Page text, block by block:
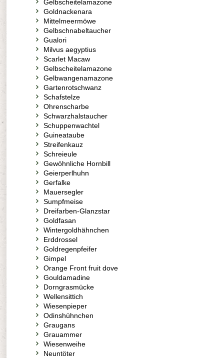
Gelbscheitelamazone
Goldnackenara
Mittelmeermöwe
Gelbschnabeltaucher
Gualori
Milvus aegyptius
Scarlet Macaw
Gelbscheitelamazone
Gelbwangenamazone
Gartenrotschwanz
Schafstelze
Ohrenscharbe
Schwarzhalstaucher
Schuppenwachtel
Guineataube
Streifenkauz
Schreieule
Gewöhnliche Hornbill
Geierperlhuhn
Gerfalke
Mauersegler
Sumpfmeise
Dreifarben-Glanzstar
Goldfasan
Wintergoldhähnchen
Erddrossel
Goldregenpfeifer
Gimpel
Orange Front fruit dove
Gouldamadine
Dorngrasmücke
Wellensittich
Wiesenpieper
Odinshühnchen
Graugans
Grauammer
Wiesenweihe
Neuntöter